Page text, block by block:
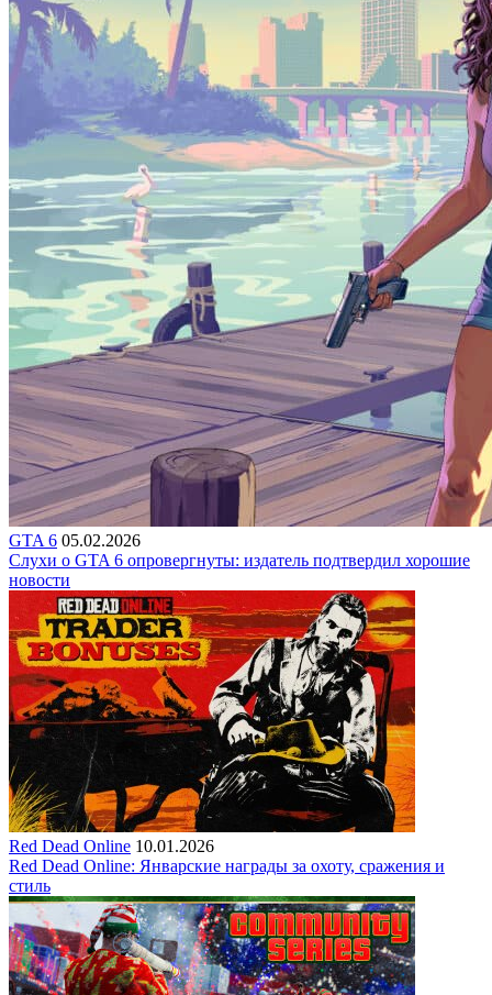
GTA 6 05.02.2026
Слухи о GTA 6 опровергнуты: издатель подтвердил хорошие
новости
Red Dead Online 10.01.2026
Red Dead Online: Январские награды за охоту, сражения и
стиль